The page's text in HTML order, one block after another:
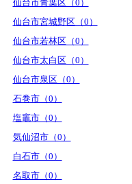
仙台市青葉区（0）
仙台市宮城野区（0）
仙台市若林区（0）
仙台市太白区（0）
仙台市泉区（0）
石巻市（0）
塩竈市（0）
気仙沼市（0）
白石市（0）
名取市（0）